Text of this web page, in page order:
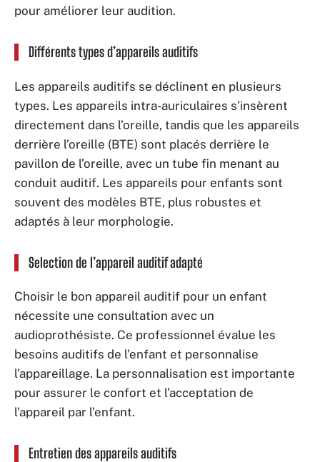
pour améliorer leur audition.
Différents types d’appareils auditifs
Les appareils auditifs se déclinent en plusieurs
types. Les appareils intra-auriculaires s’insèrent
directement dans l’oreille, tandis que les appareils
derrière l’oreille (BTE) sont placés derrière le
pavillon de l’oreille, avec un tube fin menant au
conduit auditif. Les appareils pour enfants sont
souvent des modèles BTE, plus robustes et
adaptés à leur morphologie.
Selection de l’appareil auditif adapté
Choisir le bon appareil auditif pour un enfant
nécessite une consultation avec un
audioprothésiste. Ce professionnel évalue les
besoins auditifs de l’enfant et personnalise
l’appareillage. La personnalisation est importante
pour assurer le confort et l’acceptation de
l’appareil par l’enfant.
Entretien des appareils auditifs